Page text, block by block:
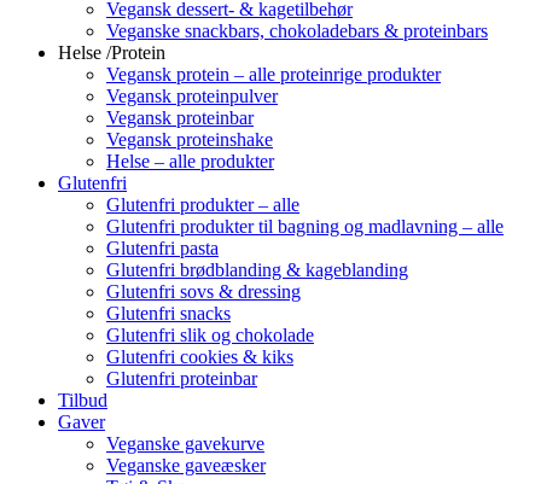
Vegansk dessert- & kagetilbehør
Veganske snackbars, chokoladebars & proteinbars
Helse /Protein
Vegansk protein – alle proteinrige produkter
Vegansk proteinpulver
Vegansk proteinbar
Vegansk proteinshake
Helse – alle produkter
Glutenfri
Glutenfri produkter – alle
Glutenfri produkter til bagning og madlavning – alle
Glutenfri pasta
Glutenfri brødblanding & kageblanding
Glutenfri sovs & dressing
Glutenfri snacks
Glutenfri slik og chokolade
Glutenfri cookies & kiks
Glutenfri proteinbar
Tilbud
Gaver
Veganske gavekurve
Veganske gaveæsker